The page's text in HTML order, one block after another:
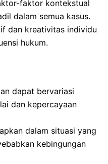
faktor kontekstual
dalam semua kasus.
dan kreativitas individu
hukum.
dapat bervariasi
dan kepercayaan
dalam situasi yang
kebingungan